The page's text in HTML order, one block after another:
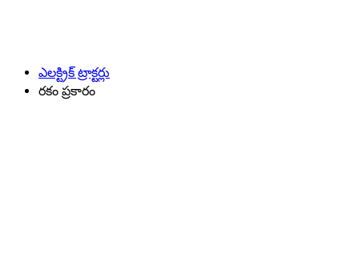
ఎలక్ట్రిక్ ట్రాక్టర్లు
రకం ప్రకారం